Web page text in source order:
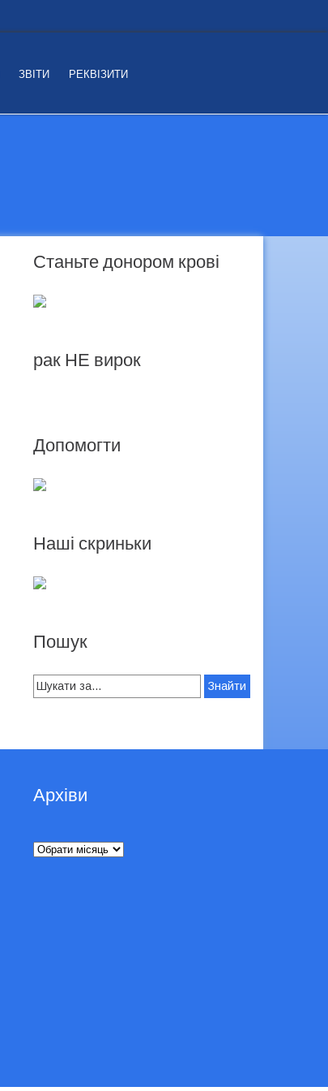
ЗВІТИ РЕКВІЗИТИ
Станьте донором крові
рак НЕ вирок
Допомогти
Наші скриньки
Пошук
Search
for:
Архіви
Архіви